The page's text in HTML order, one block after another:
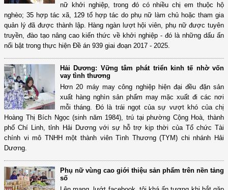
nữ khởi nghiệp, trong đó có nhiều chị em thuộc hộ
nghèo; 35 hợp tác xã, 129 tổ hợp tác do phụ nữ làm chủ hoặc tham gia
quản lý đã được thành lập. Hàng ngàn lượt hội viên, phụ nữ được tuyên
truyền, đào tạo nâng cao kiến thức về khởi nghiệp - đó là những dấu ấn
nổi bật trong thực hiện Đề án 939 giai đoạn 2017 - 2025.
Hải Dương: Vững tâm phát triển kinh tế nhờ vốn
vay tình thương
Hơn 20 máy may công nghiệp hiện đại đều đặn sản
xuất hàng nghìn sản phẩm may mặc xuất đi các nơi
mỗi tháng. Đó là trái ngọt của sự vượt khó của chị
Hoàng Thị Bích Ngọc (sinh năm 1984), trú tại phường Cộng Hoà, thành
phố Chí Linh, tỉnh Hải Dương với sự hỗ trợ kịp thời của Tổ chức Tài
chính vi mô TNHH một thành viên Tình Thương (TYM) chi nhánh Hải
Dương.
Phụ nữ vùng cao giới thiệu sản phẩm trên nền tảng
số